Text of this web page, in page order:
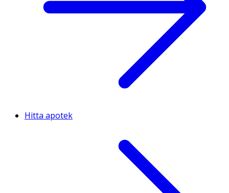
Hitta apotek